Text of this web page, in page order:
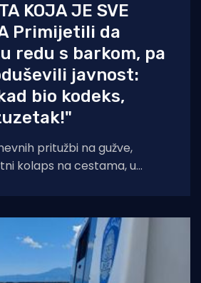
KOJA JE SVE
Primijetili da
redu s barkom, pa
javnost:
bio kodeks,
pritužbi na gužve,
kolaps na cestama, u